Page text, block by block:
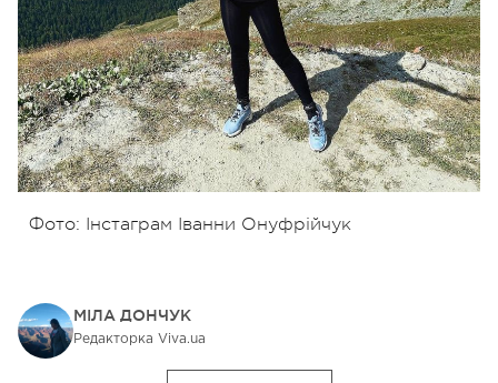
Фото: Інстаграм Іванни Онуфрійчук
МІЛА ДОНЧУК
Редакторка Viva.ua